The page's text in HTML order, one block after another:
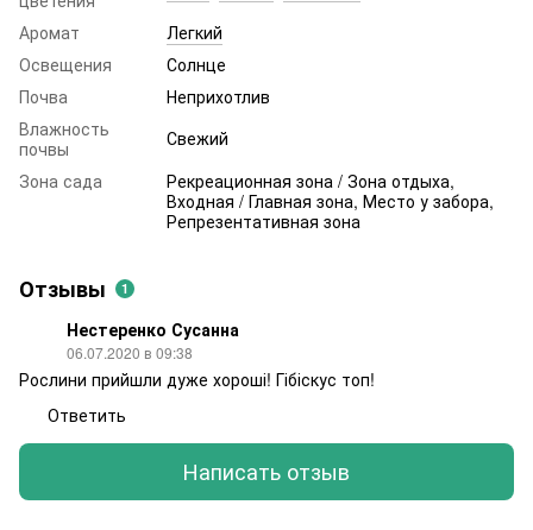
Аромат
Легкий
Освещения
Солнце
Почва
Неприхотлив
Влажность
почвы
Свежий
Зона сада
Рекреационная зона / Зона отдыха,
Входная / Главная зона, Место у забора,
Репрезентативная зона
Отзывы 1
Нестеренко Сусанна
06.07.2020 в 09:38
Рослини прийшли дуже хороші! Гібіскус топ!
Ответить
Написать отзыв